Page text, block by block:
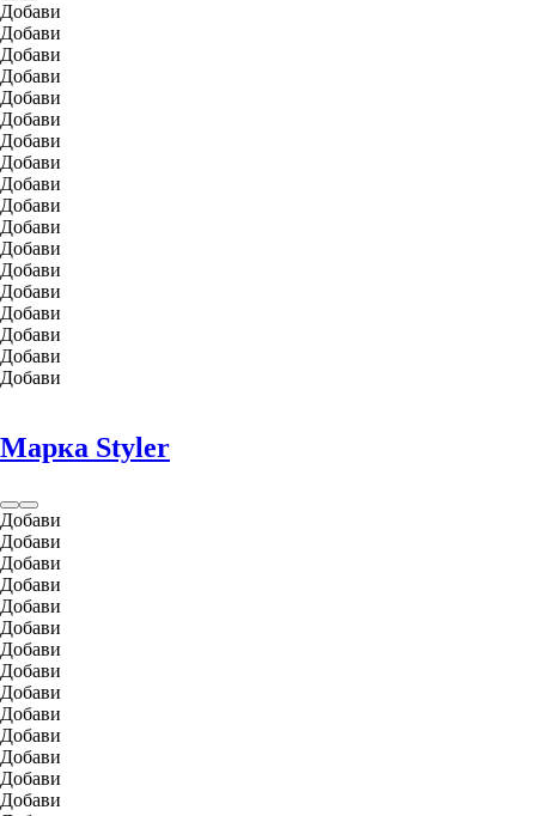
Добави
Добави
Добави
Добави
Добави
Добави
Добави
Добави
Добави
Добави
Добави
Добави
Добави
Добави
Добави
Добави
Добави
Добави
Марка Styler
Добави
Добави
Добави
Добави
Добави
Добави
Добави
Добави
Добави
Добави
Добави
Добави
Добави
Добави